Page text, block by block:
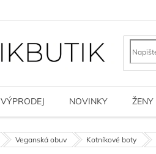
VÝPRODEJ NOVINKY ŽENY
Veganská obuv Kotníkové boty